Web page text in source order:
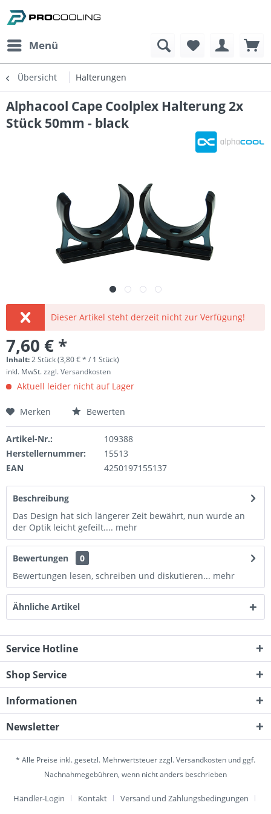
Menü
Übersicht Halterungen
Alphacool Cape Coolplex Halterung 2x
Stück 50mm - black
Dieser Artikel steht derzeit nicht zur Verfügung!
7,60 € *
Inhalt:2 Stück (3,80 € * / 1 Stück)
inkl. MwSt.zzgl. Versandkosten
Aktuell leider nicht auf Lager
Merken Bewerten
Artikel-Nr.:
109388
Herstellernummer:
15513
EAN
4250197155137
Beschreibung
Das Design hat sich längerer Zeit bewährt, nun wurde an
der Optik leicht gefeilt.... mehr
Bewertungen
0
Bewertungen lesen, schreiben und diskutieren... mehr
Ähnliche Artikel
Service Hotline
Shop Service
Informationen
Newsletter
* Alle Preise inkl. gesetzl. Mehrwertsteuer zzgl.Versandkosten und ggf.
Nachnahmegebühren, wenn nicht anders beschrieben
Händler-Login Kontakt
Versand und Zahlungsbedingungen